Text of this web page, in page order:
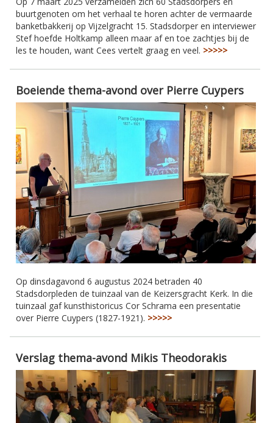
buurtgenoten om het verhaal te horen achter de vermaarde
banketbakkerij op Vijzelgracht 15. Stadsdorper en interviewer
Stef hoefde Holtkamp alleen maar af en toe zachtjes bij de
les te houden, want Cees vertelt graag en veel. >>>>>
Boeiende thema-avond over Pierre Cuypers
Op dinsdagavond 6 augustus 2024 betraden 40
Stadsdorpleden de tuinzaal van de Keizersgracht Kerk. In die
tuinzaal gaf kunsthistoricus Cor Schrama een presentatie
over Pierre Cuypers (1827-1921). >>>>>
Verslag thema-avond Mikis Theodorakis